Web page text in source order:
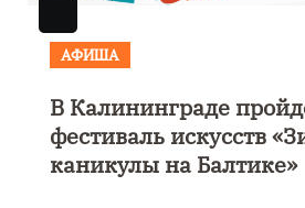
АФИША
В Калининграде
фестиваль искусств
каникулы на Балтике»